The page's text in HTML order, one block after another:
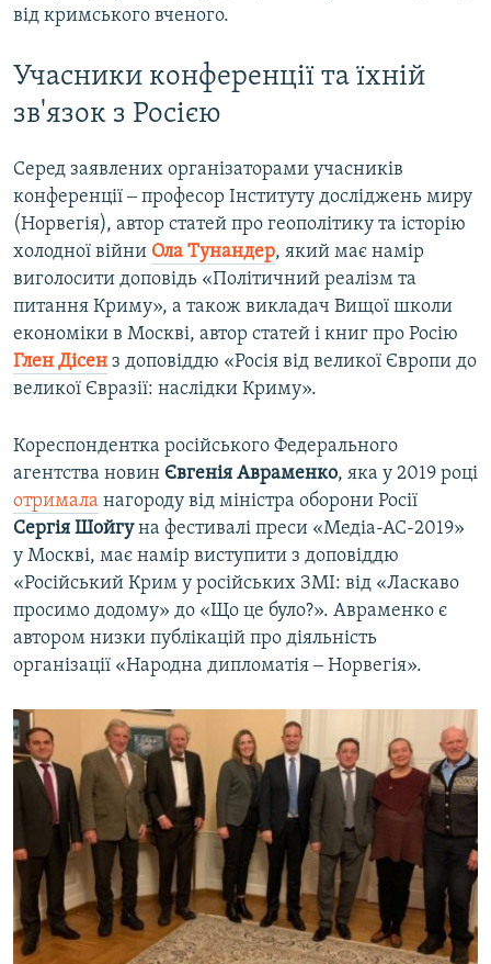
від кримського вченого.
Учасники конференції та їхній
зв'язок з Росією
Серед заявлених організаторами учасників
конференції ‒ професор Інституту досліджень миру
(Норвегія), автор статей про геополітику та історію
холодної війни Ола Тунандер, який має намір
виголосити доповідь «Політичний реалізм та
питання Криму», а також викладач Вищої школи
економіки в Москві, автор статей і книг про Росію
Глен Дісен з доповіддю «Росія від великої Європи до
великої Євразії: наслідки Криму».
Кореспондентка російського Федерального
агентства новин Євгенія Авраменко, яка у 2019 році
отримала нагороду від міністра оборони Росії
Сергія Шойгуна фестивалі преси «Медіа-АС-2019»
у Москві, має намір виступити з доповіддю
«Російський Крим у російських ЗМІ: від «Ласкаво
просимо додому» до «Що це було?». Авраменко є
автором низки публікацій про діяльність
організації «Народна дипломатія ‒ Норвегія».